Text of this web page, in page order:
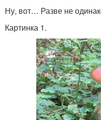
Ну, вот… Разве не
Картинка 1.